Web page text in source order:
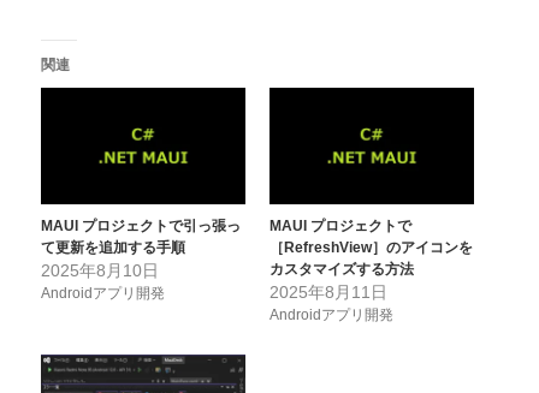
関連
MAUI プロジェクトで引っ張っ
て更新を追加する手順
2025年8月10日
Androidアプリ開発
MAUI プロジェクトで
［RefreshView］のアイコンを
カスタマイズする方法
2025年8月11日
Androidアプリ開発